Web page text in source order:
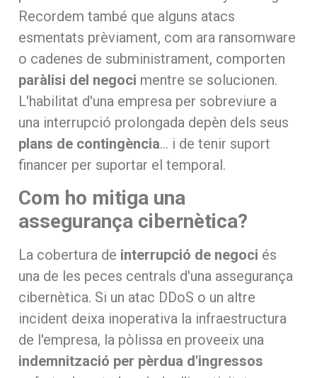
Recordem també que alguns atacs
esmentats prèviament, com ara ransomware
o cadenes de subministrament, comporten
paràlisi del negoci mentre se solucionen.
L'habilitat d'una empresa per sobreviure a
una interrupció prolongada depèn dels seus
plans de contingència… i de tenir suport
financer per suportar el temporal.
Com ho mitiga una
assegurança cibernètica?
La cobertura de interrupció de negoci és
una de les peces centrals d'una assegurança
cibernètica. Si un atac DDoS o un altre
incident deixa inoperativa la infraestructura
de l'empresa, la pòlissa en proveeix una
indemnització per pèrdua d'ingressos